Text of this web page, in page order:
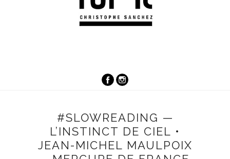
#SLOWREADING —
L’INSTINCT DE CIEL •
JEAN-MICHEL MAULPOIX